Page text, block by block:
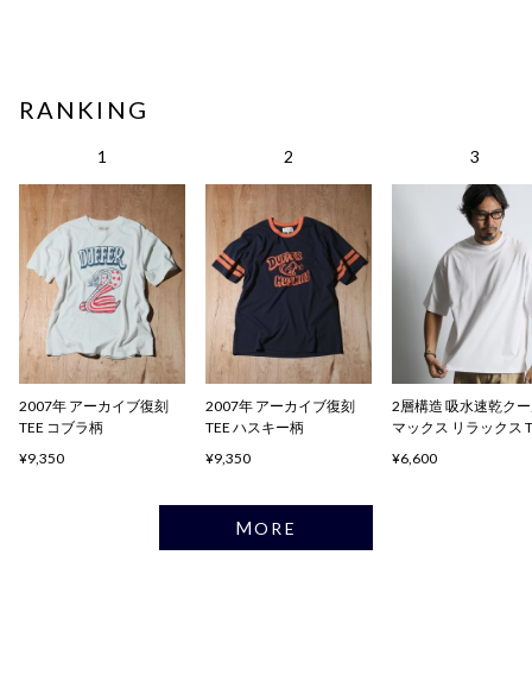
RANKING
2007年 アーカイブ復刻
TEE コブラ柄
¥9,350
2007年 アーカイブ復刻
TEE ハスキー柄
¥9,350
2層構造 吸水速乾ク
マックス リラックス
¥6,600
MORE